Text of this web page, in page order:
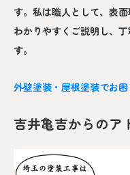
す。私は職人として、表
わかりやすくご説明し、
す。
外壁塗装・屋根塗装でお
吉井亀吉からのア